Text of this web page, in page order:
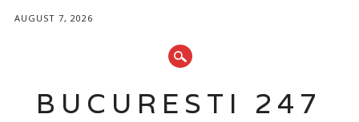
AUGUST 7, 2026
BUCURESTI 247